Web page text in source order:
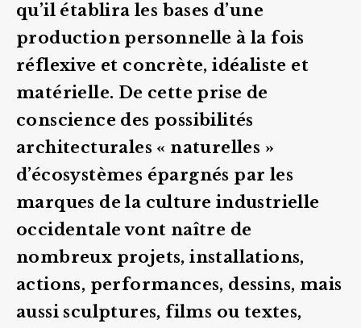
qu’il établira les bases d’une
production personnelle à la fois
réflexive et concrète, idéaliste et
matérielle. De cette prise de
conscience des possibilités
architecturales « naturelles »
d’écosystèmes épargnés par les
marques de la culture industrielle
occidentale vont naître de
nombreux projets, installations,
actions, performances, dessins, mais
aussi sculptures, films ou textes,